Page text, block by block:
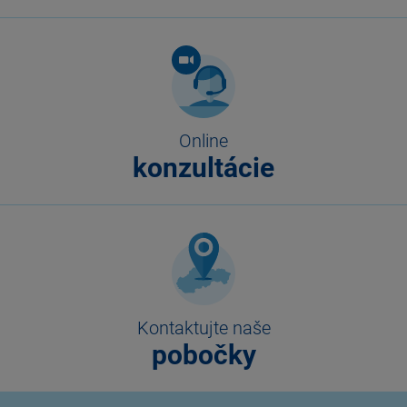
Online
konzultácie
Kontaktujte naše
pobočky